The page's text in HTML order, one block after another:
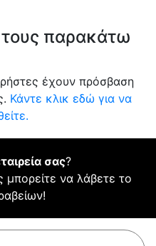
τους παρακάτω
έχουν πρόσβαση
Κάντε κλικ εδώ για να
σας?
μπορείτε να λάβετε το